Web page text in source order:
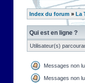
Index du forum » La
Qui est en ligne ?
Utilisateur(s)
Messages non
Messages non